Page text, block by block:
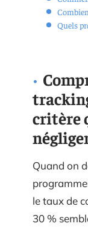
Quels
critère
Quand on
le taux de
30 %